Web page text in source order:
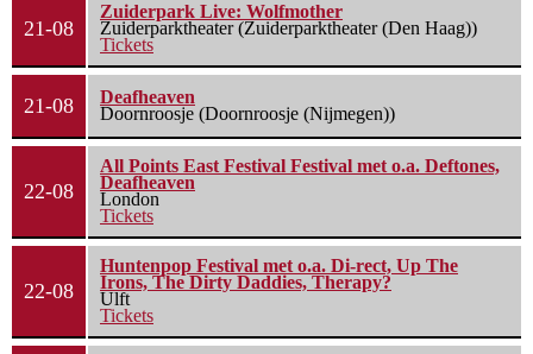
21-08
Zuiderpark Live: Wolfmother
Zuiderparktheater (Zuiderparktheater (Den Haag))
Tickets
21-08
Deafheaven
Doornroosje (Doornroosje (Nijmegen))
22-08
All Points East Festival Festival met o.a. Deftones,
Deafheaven
London
Tickets
22-08
Huntenpop Festival met o.a. Di-rect, Up The
Irons, The Dirty Daddies, Therapy?
Ulft
Tickets